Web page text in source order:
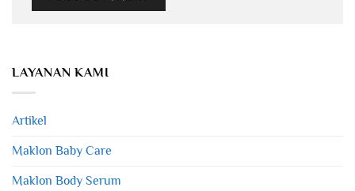
LAYANAN KAMI
Artikel
Maklon Baby Care
Maklon Body Serum